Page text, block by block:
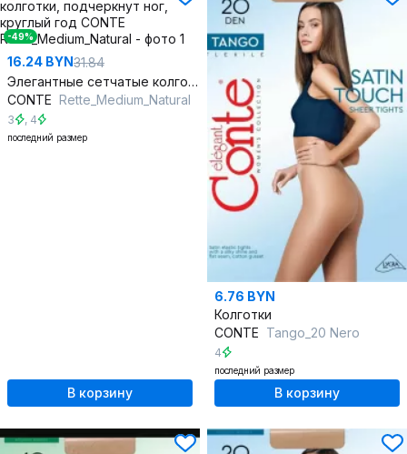
-49%
16.24 BYN31.84
Элегантные сетчатые колготки, подчеркнут ног, круглый год
CONTE Rette_Medium_Natural
3 , 4
последний размер
В корзину
6.76 BYN
Колготки
CONTE Tango_20 Nero
4
последний размер
В корзину